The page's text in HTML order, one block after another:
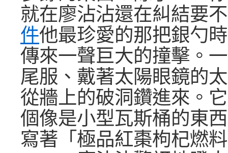
就在廖沾沾還在糾結要
件他最珍愛的那把銀勺
傳來一聲巨大的撞擊。
尾服、戴著太陽眼鏡的
從牆上的破洞鑽進來。
個像是小型瓦斯桶的東
寫著「極品紅棗枸杞燃